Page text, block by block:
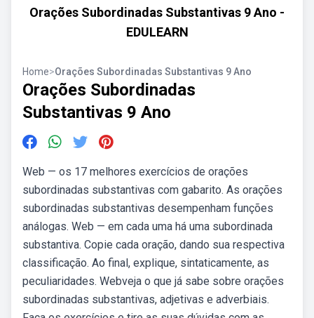
Orações Subordinadas Substantivas 9 Ano -
EDULEARN
Home>Orações Subordinadas Substantivas 9 Ano
Orações Subordinadas
Substantivas 9 Ano
Web — os 17 melhores exercícios de orações
subordinadas substantivas com gabarito. As orações
subordinadas substantivas desempenham funções
análogas. Web — em cada uma há uma subordinada
substantiva. Copie cada oração, dando sua respectiva
classificação. Ao final, explique, sintaticamente, as
peculiaridades. Webveja o que já sabe sobre orações
subordinadas substantivas, adjetivas e adverbiais.